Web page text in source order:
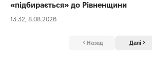
«підбирається» до Рівненщини
13:32, 8.08.2026
Назад Далі